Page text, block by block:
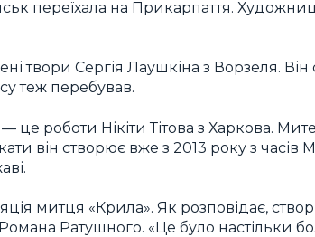
переїхала на Прикарпаття.
твори Сергія Лаушкіна з Ворзеля. Він
теж перебував.
роботи Нікіти Тітова з Харкова.
він створює вже з 2013 року з
митця «Крила». Як розповідає,
Ратушного. «Це було настільки